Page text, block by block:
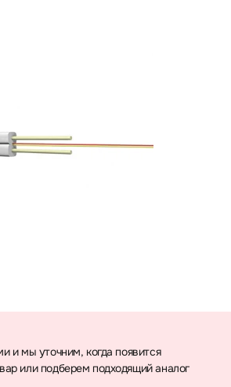
и мы уточним, когда появится
или подберем подходящий аналог